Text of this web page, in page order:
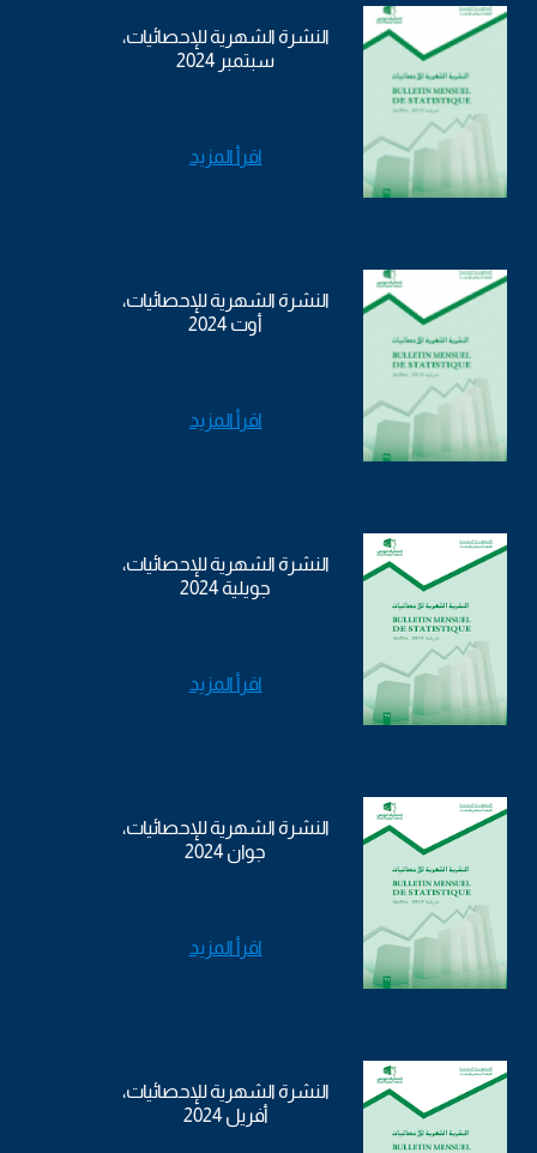
النشرة الشهرية للإحصائيات،
سبتمبر 2024
اقرأ المزيد
النشرة الشهرية للإحصائيات،
أوت 2024
اقرأ المزيد
النشرة الشهرية للإحصائيات،
جويلية 2024
اقرأ المزيد
النشرة الشهرية للإحصائيات،
جوان 2024
اقرأ المزيد
النشرة الشهرية للإحصائيات،
أفريل 2024